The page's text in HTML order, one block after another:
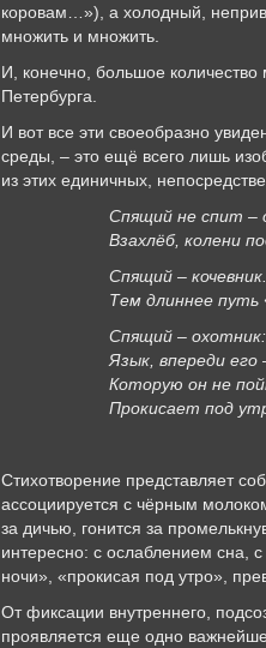
коровам…»), а холодный,
множить и множить.
И, конечно, большое
Петербурга.
И вот все эти своеобразно
среды, – это ещё всего лишь
из этих единичных,
Спящий не спит –
Взахлёб, колени
Спящий –
Тем длиннее
Спящий –
Язык, впереди его
Которую он не
Прокисает под
Стихотворение представляет
ассоциируется с чёрным
за дичью, гонится за
интересно: с ослаблением сна,
ночи», «прокисая под утро»,
От фиксации внутреннего,
проявляется еще одно